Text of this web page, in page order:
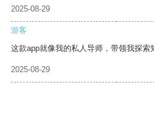
2025-08-29
游客
这款app就像我的私人导师，带领我探索
2025-08-29